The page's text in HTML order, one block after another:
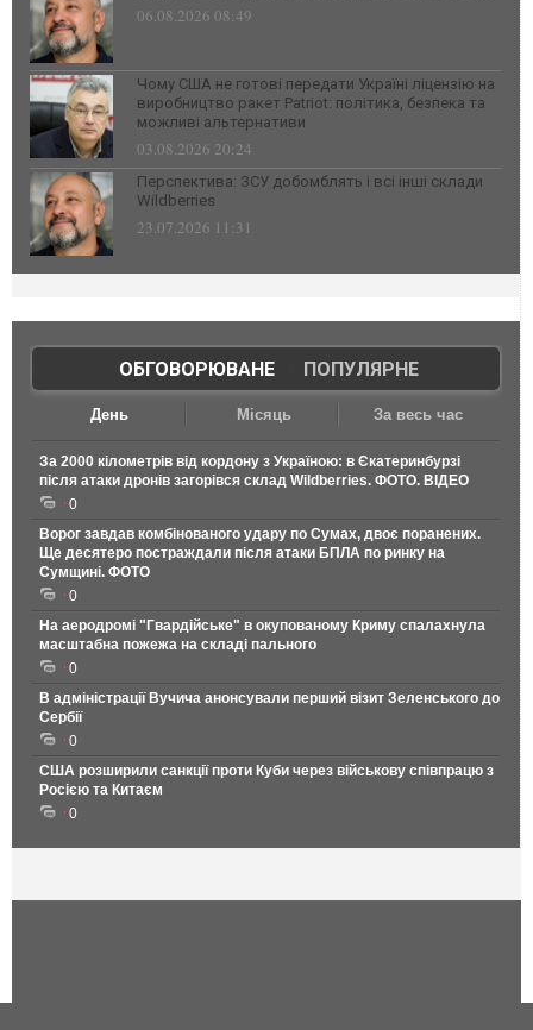
06.08.2026 08:49
Чому США не готові передати Україні ліцензію на
виробництво ракет Patriot: політика, безпека та
можливі альтернативи
03.08.2026 20:24
Перспектива: ЗСУ добомблять і всі інші склади
Wildberries
23.07.2026 11:31
ОБГОВОРЮВАНЕ| ПОПУЛЯРНЕ
День Місяць За весь час
За 2000 кілометрів від кордону з Україною: в Єкатеринбурзі
після атаки дронів загорівся склад Wildberries. ФОТО. ВІДЕО
0
Ворог завдав комбінованого удару по Сумах, двоє поранених.
Ще десятеро постраждали після атаки БПЛА по ринку на
Сумщині. ФОТО
0
На аеродромі "Гвардійське" в окупованому Криму спалахнула
масштабна пожежа на складі пального
0
В адміністрації Вучича анонсували перший візит Зеленського до
Сербії
0
США розширили санкції проти Куби через військову співпрацю з
Росією та Китаєм
0